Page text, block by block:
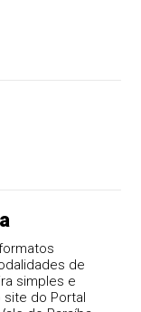
de
simples e
site do Portal